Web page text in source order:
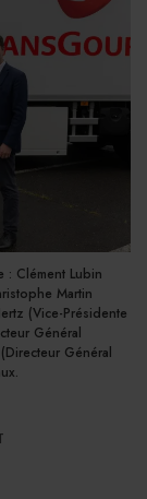
: Clément Lubin
Martin
(Vice-Présidente
Général
Général